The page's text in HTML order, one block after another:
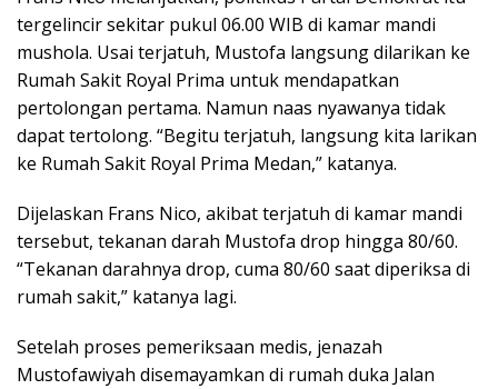
tergelincir sekitar pukul 06.00 WIB di kamar mandi
mushola. Usai terjatuh, Mustofa langsung dilarikan ke
Rumah Sakit Royal Prima untuk mendapatkan
pertolongan pertama. Namun naas nyawanya tidak
dapat tertolong. “Begitu terjatuh, langsung kita larikan
ke Rumah Sakit Royal Prima Medan,” katanya.
Dijelaskan Frans Nico, akibat terjatuh di kamar mandi
tersebut, tekanan darah Mustofa drop hingga 80/60.
“Tekanan darahnya drop, cuma 80/60 saat diperiksa di
rumah sakit,” katanya lagi.
Setelah proses pemeriksaan medis, jenazah
Mustofawiyah disemayamkan di rumah duka Jalan